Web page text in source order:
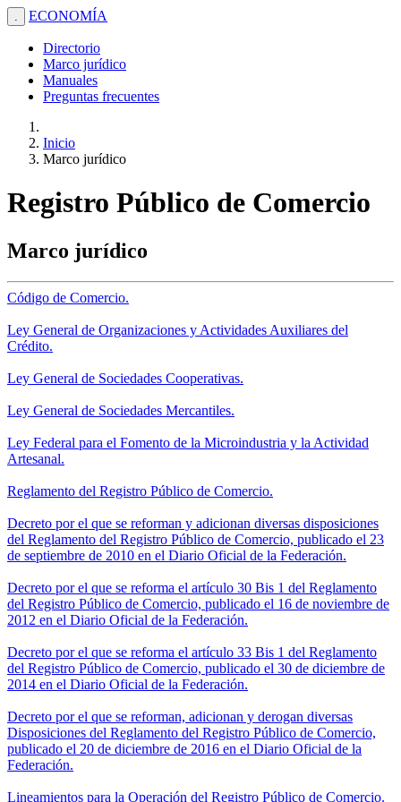
. ECONOMÍA
Directorio
Marco jurídico
Manuales
Preguntas frecuentes
Inicio
Marco jurídico
Registro Público de Comercio
Marco jurídico
Código de Comercio.
Ley General de Organizaciones y Actividades Auxiliares del
Crédito.
Ley General de Sociedades Cooperativas.
Ley General de Sociedades Mercantiles.
Ley Federal para el Fomento de la Microindustria y la Actividad
Artesanal.
Reglamento del Registro Público de Comercio.
Decreto por el que se reforman y adicionan diversas disposiciones
del Reglamento del Registro Público de Comercio, publicado el 23
de septiembre de 2010 en el Diario Oficial de la Federación.
Decreto por el que se reforma el artículo 30 Bis 1 del Reglamento
del Registro Público de Comercio, publicado el 16 de noviembre de
2012 en el Diario Oficial de la Federación.
Decreto por el que se reforma el artículo 33 Bis 1 del Reglamento
del Registro Público de Comercio, publicado el 30 de diciembre de
2014 en el Diario Oficial de la Federación.
Decreto por el que se reforman, adicionan y derogan diversas
Disposiciones del Reglamento del Registro Público de Comercio,
publicado el 20 de diciembre de 2016 en el Diario Oficial de la
Federación.
Lineamientos para la Operación del Registro Público de Comercio.